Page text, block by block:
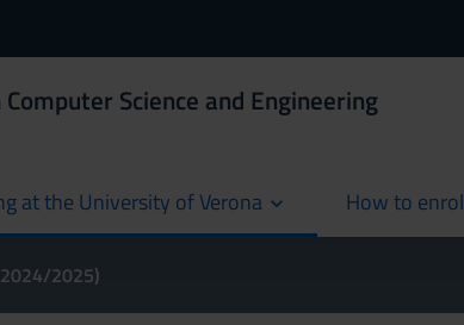
Science and Engineering
at the University of Verona How to enrol
2025)